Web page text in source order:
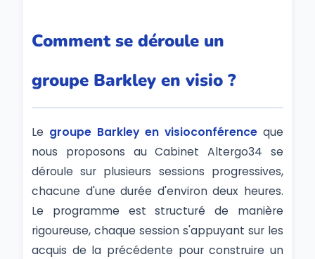
Comment se déroule un
groupe Barkley en visio ?
Le groupe Barkley en visioconférenceque
nous proposons au Cabinet Altergo34 se
déroule sur plusieurs sessions progressives,
chacune d'une durée d'environ deux heures.
Le programme est structuré de manière
rigoureuse, chaque session s'appuyant sur les
acquis de la précédente pour construire un